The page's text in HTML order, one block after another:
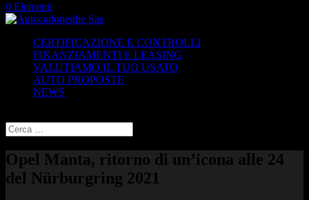
0 Elementi
CERTIFICAZIONE E CONTROLLI
FINANZIAMENTI E LEASING
VALUTIAMO IL TUO USATO
AUTO PROPOSTE
NEWS
Opel Manta, ritorno di un’icona alle 24
del Nürburgring 2021